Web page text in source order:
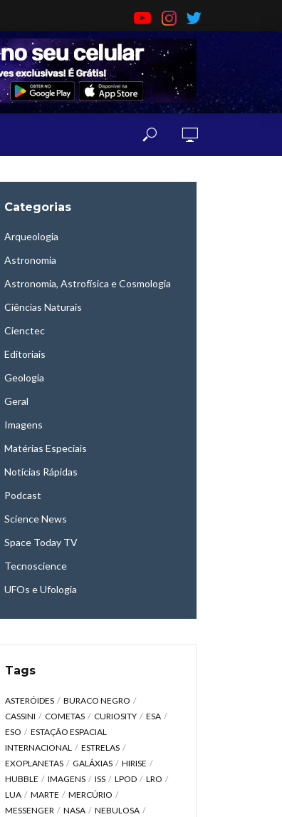
Categorias
Arqueologia
Astronomia
Astronomia, Astrofísica e Cosmologia
Ciências Naturais
Cienctec
Editoriais
Geologia
Geral
Imagens
Matérias Especiais
Notícias Rápidas
Podcast
Science News
Space Today TV
Tecnoscience
UFOs e Ufologia
Tags
ASTERÓIDES
BURACO NEGRO
CASSINI
COMETAS CURIOSITY
ESA
ESO
ESTAÇÃO ESPACIAL
INTERNACIONAL
ESTRELAS
EXOPLANETAS
GALÁXIAS
HIRISE
HUBBLE
IMAGENS ISS LPOD
LRO
LUA
MARTE
MERCÚRIO
MESSENGER
NASA
NEBULOSA